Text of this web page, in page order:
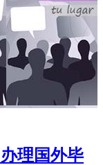
办理国外毕